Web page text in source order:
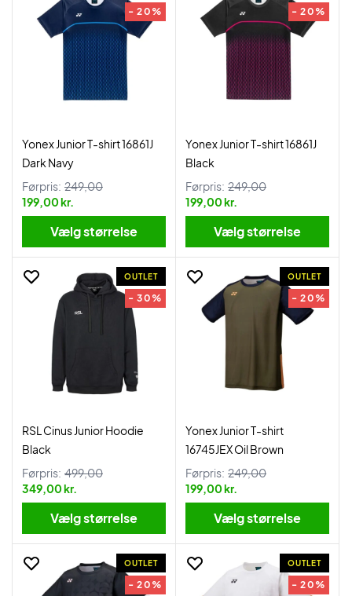
- 20%
Yonex Junior T-shirt 16861J
Dark Navy
Førpris: 249,00
199,00 kr.
Vælg størrelse
- 20%
Yonex Junior T-shirt 16861J
Black
Førpris: 249,00
199,00 kr.
Vælg størrelse
OUTLET
- 30%
RSL Cinus Junior Hoodie
Black
Førpris: 499,00
349,00 kr.
Vælg størrelse
OUTLET
- 20%
Yonex Junior T-shirt
16745JEX Oil Brown
Førpris: 249,00
199,00 kr.
Vælg størrelse
OUTLET
- 20%
OUTLET
- 20%